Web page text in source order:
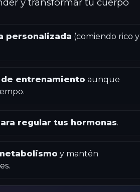
personalizada (comiendo rico y
de entrenamiento aunque
regular tus hormonas.
y mantén